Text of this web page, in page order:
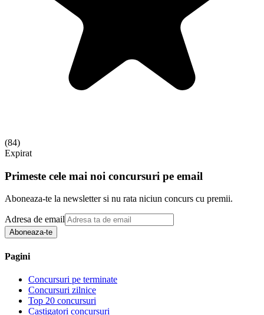
(84)
Expirat
Primeste cele mai noi concursuri pe email
Aboneaza-te la newsletter si nu rata niciun concurs cu premii.
Adresa de email
Aboneaza-te
Pagini
Concursuri pe terminate
Concursuri zilnice
Top 20 concursuri
Castigatori concursuri